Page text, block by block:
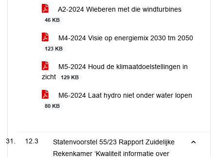
A2-2024 Wieberen met die windturbines
46 KB
M4-2024 Visie op energiemix 2030 tm 2050
123 KB
M5-2024 Houd de klimaatdoelstellingen in
zicht
129 KB
M6-2024 Laat hydro niet onder water lopen
80 KB
12.3
Statenvoorstel 55/23 Rapport Zuidelijke
Rekenkamer ‘Kwaliteit informatie over